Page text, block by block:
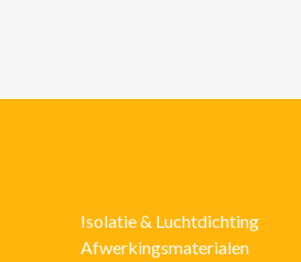
Isolatie & Luchtdichting
Afwerkingsmaterialen